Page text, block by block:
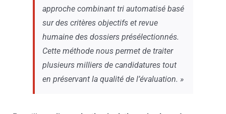
approche combinant tri automatisé basé
sur des critères objectifs et revue
humaine des dossiers présélectionnés.
Cette méthode nous permet de traiter
plusieurs milliers de candidatures tout
en préservant la qualité de l’évaluation. »